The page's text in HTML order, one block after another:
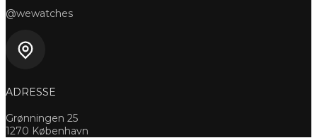
@wewatches
ADRESSE
Grønningen 25
1270 København